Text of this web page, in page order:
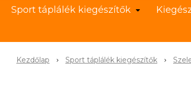
Sport táplálék kiegészítők
Kezdőlap Sport táplálék kiegészítők